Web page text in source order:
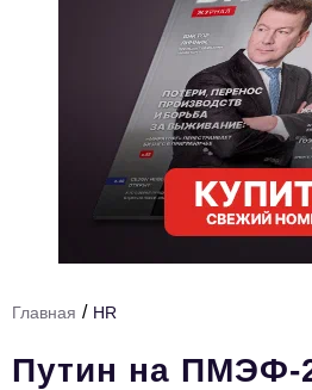
Регулирование
Премия "Тульский Бизнес"
История тульского
Тема номера
Главная / HR
Путин на ПМЭФ-